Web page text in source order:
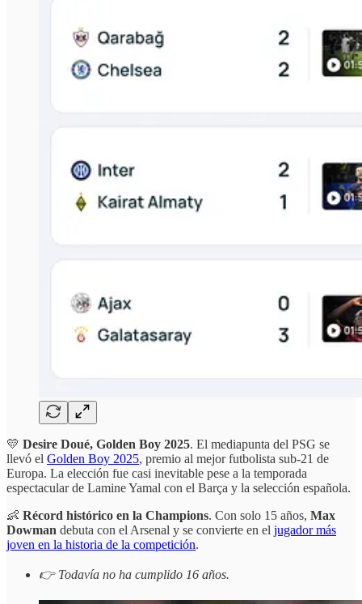
💛 Desire Doué, Golden Boy 2025. El mediapunta del PSG se
llevó el Golden Boy 2025, premio al mejor futbolista sub-21 de
Europa. La elección fue casi inevitable pese a la temporada
espectacular de Lamine Yamal con el Barça y la selección española.
👶 Récord histórico en la Champions. Con solo 15 años, Max
Dowman debuta con el Arsenal y se convierte en el jugador más
joven en la historia de la competición.
👉 Todavía no ha cumplido 16 años.